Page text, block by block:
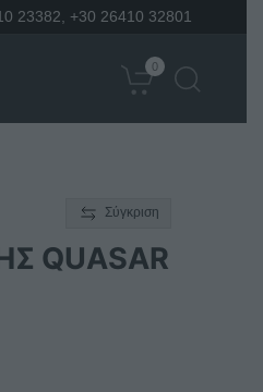
23382 +30 26410 32801
0
Σύγκριση
QUASAR